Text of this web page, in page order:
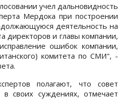
учел дальновидность
Мердока при построении
деятельность на
директоров и главы компании,
ошибок компании,
комитета по СМИ", -
полагают, что совет
в своих суждениях, отмечает